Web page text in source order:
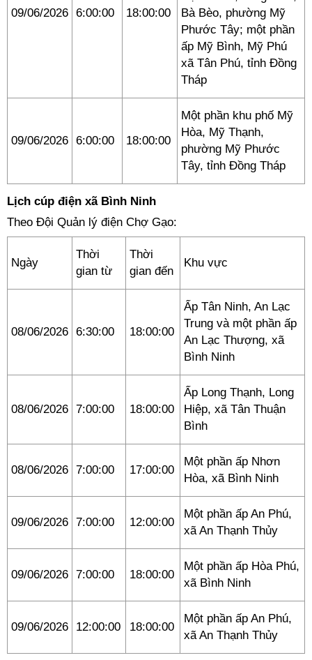
09/06/2026 6:00:00 18:00:00
Bà Bèo, phường Mỹ
Phước Tây; một phần
ấp Mỹ Bình, Mỹ Phú
xã Tân Phú, tỉnh Đồng
Tháp
09/06/2026 6:00:00 18:00:00
Một phần khu phố Mỹ
Hòa, Mỹ Thạnh,
phường Mỹ Phước
Tây, tỉnh Đồng Tháp
Lịch cúp điện xã Bình Ninh
Theo Đội Quản lý điện Chợ Gạo:
Ngày
Thời
gian từ
Thời
gian đến
Khu vực
08/06/2026 6:30:00 18:00:00
Ấp Tân Ninh, An Lạc
Trung và một phần ấp
An Lạc Thượng, xã
Bình Ninh
08/06/2026 7:00:00 18:00:00
Ấp Long Thạnh, Long
Hiệp, xã Tân Thuận
Bình
08/06/2026 7:00:00 17:00:00
Một phần ấp Nhơn
Hòa, xã Bình Ninh
09/06/2026 7:00:00 12:00:00
Một phần ấp An Phú,
xã An Thạnh Thủy
09/06/2026 7:00:00 18:00:00
Một phần ấp Hòa Phú,
xã Bình Ninh
09/06/2026 12:00:00 18:00:00
Một phần ấp An Phú,
xã An Thạnh Thủy